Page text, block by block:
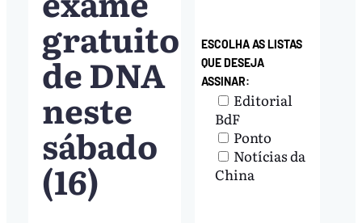
gratuito
de DNA
neste
sábado
(16)
ESCOLHA AS LISTAS
QUE DESEJA
ASSINAR:
Editorial
BdF
Ponto
Notícias da
China